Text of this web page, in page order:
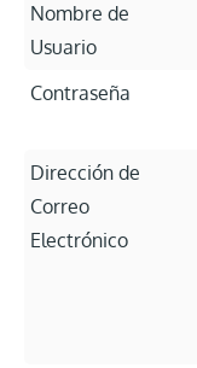
Nombre de
Usuario
Contraseña
Dirección de
Correo
Electrónico